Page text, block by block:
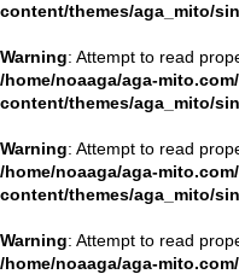
content/themes/aga_mito/
Warning: Attempt to read
/home/noaaga/aga-
content/themes/aga_mito/
Warning: Attempt to read
/home/noaaga/aga-
content/themes/aga_mito/
Warning: Attempt to read
/home/noaaga/aga-